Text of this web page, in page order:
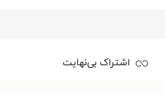
اشتراک بی‌نهایت